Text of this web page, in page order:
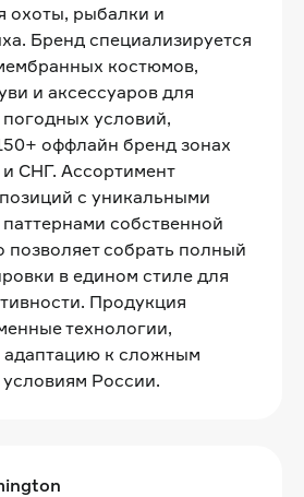
охоты, рыбалки и
Бренд специализируется
костюмов,
и аксессуаров для
условий,
оффлайн бренд зонах
СНГ. Ассортимент
с уникальными
собственной
позволяет собрать полный
в едином стиле для
Продукция
технологии,
адаптацию к сложным
России.